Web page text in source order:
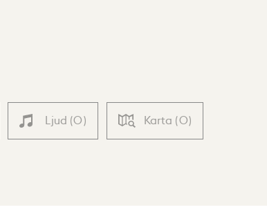
Ljud (0) Karta (0)